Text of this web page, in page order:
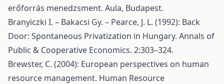
erőforrás menedzsment. Aula, Budapest.
Branyiczki I. – Bakacsi Gy. – Pearce, J. L. (1992): Back
Door: Spontaneous Privatization in Hungary. Annals of
Public & Cooperative Economics. 2:303–324.
Brewster, C. (2004): European perspectives on human
resource management. Human Resource